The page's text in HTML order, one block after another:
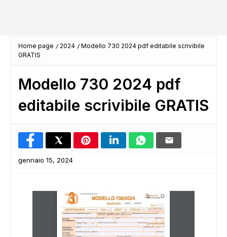
Home page 2024
Modello 730 2024 pdf editabile scrivibile
GRATIS
Modello 730 2024 pdf
editabile scrivibile GRATIS
gennaio 15, 2024